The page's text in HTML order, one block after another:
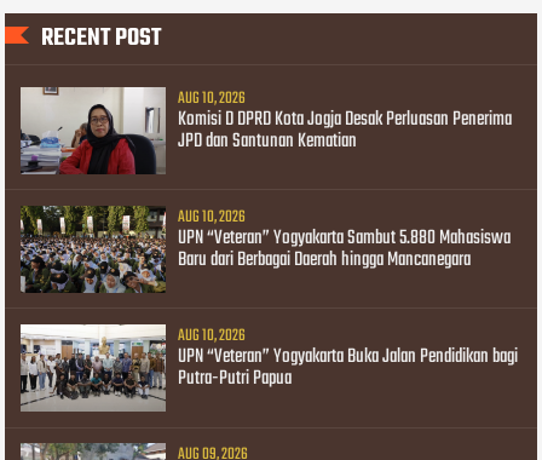
RECENT POST
AUG 10, 2026
Komisi D DPRD Kota Jogja Desak Perluasan Penerima
JPD dan Santunan Kematian
AUG 10, 2026
UPN “Veteran” Yogyakarta Sambut 5.880 Mahasiswa
Baru dari Berbagai Daerah hingga Mancanegara
AUG 10, 2026
UPN “Veteran” Yogyakarta Buka Jalan Pendidikan bagi
Putra-Putri Papua
AUG 09, 2026